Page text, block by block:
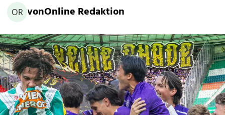
OR vonOnline Redaktion